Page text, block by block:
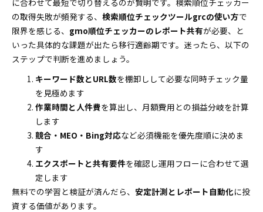
に合わせて最短で切り替えるのが賢明です。検索順位チェッカー
の取得失敗が頻発する、 検索順位チェックツールgrcの使い方で
限界を感じる、 gmo順位チェッカーのレポート共有が必要、と
いった具体的な課題が出たら移行適齢期です。迷ったら、以下の
ステップで判断を進めましょう。
キーワード数とURL数を棚卸しして必要な同時チェック量
を見極めます
作業時間と人件費を算出し、月額費用との損益分岐を計算
します
競合・MEO・Bing対応など必須機能を優先度順に決めま
す
エクスポートと共有要件を確認し運用フローに合わせて選
定します
無料での学習と検証が済んだら、 安定計測とレポート自動化に投
資する価値があります。